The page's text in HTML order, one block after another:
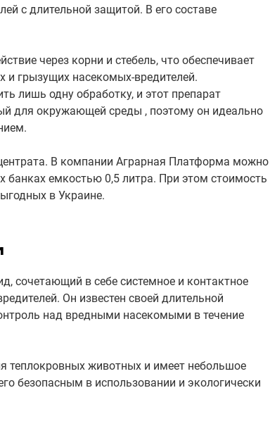
с длительной защитой. В его составе
через корни и стебель, что обеспечивает
и грызущих насекомых-вредителей.
лишь одну обработку, и этот препарат
для окружающей среды , поэтому он идеально
В компании Аграрная Платформа можно
банках емкостью 0,5 литра. При этом стоимость
в Украине.
сочетающий в себе системное и контактное
Он известен своей длительной
над вредными насекомыми в течение
теплокровных животных и имеет небольшое
безопасным в использовании и экологически